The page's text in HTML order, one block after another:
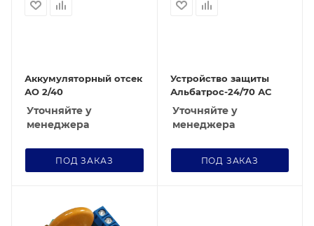
Аккумуляторный отсек
АО 2/40
Уточняйте у
менеджера
ПОД ЗАКАЗ
Устройство защиты
Альбатрос-24/70 АС
Уточняйте у
менеджера
ПОД ЗАКАЗ